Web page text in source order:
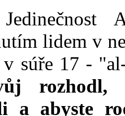
lidem v
v súře 17 -
rozhodl,
a abyste